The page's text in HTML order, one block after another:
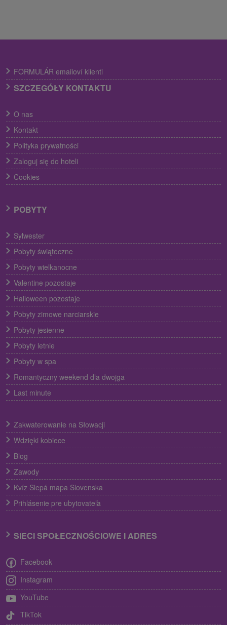
FORMULÁR emailoví klienti
SZCZEGÓŁY KONTAKTU
O nas
Kontakt
Polityka prywatności
Zaloguj się do hoteli
Cookies
POBYTY
Sylwester
Pobyty świąteczne
Pobyty wielkanocne
Valentine pozostaje
Halloween pozostaje
Pobyty zimowe narciarskie
Pobyty jesienne
Pobyty letnie
Pobyty w spa
Romantyczny weekend dla dwojga
Last minute
Zakwaterowanie na Słowacji
Wdzięki kobiece
Blog
Zawody
Kvíz Slepá mapa Slovenska
Prihlásenie pre ubytovateľa
SIECI SPOŁECZNOŚCIOWE I ADRES
Facebook
Instagram
YouTube
TikTok